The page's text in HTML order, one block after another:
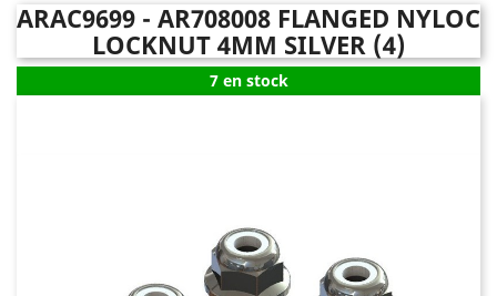
ARAC9699 - AR708008 FLANGED NYLOC
LOCKNUT 4MM SILVER (4)
7 en stock